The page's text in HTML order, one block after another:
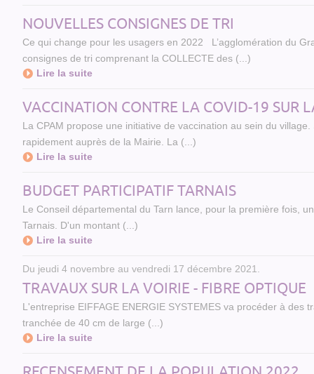
NOUVELLES CONSIGNES DE TRI
Ce qui change pour les usagers en 2022 L’agglomération du
consignes de tri comprenant la COLLECTE des (...)
Lire la suite
VACCINATION CONTRE LA COVID-19 SUR
La CPAM propose une initiative de vaccination au sein du
rapidement auprès de la Mairie. La (...)
Lire la suite
BUDGET PARTICIPATIF TARNAIS
Le Conseil départemental du Tarn lance, pour la première fois,
Tarnais. D'un montant (...)
Lire la suite
Du jeudi 4 novembre au vendredi 17 décembre 2021.
TRAVAUX SUR LA VOIRIE - FIBRE OPTIQUE
L'entreprise EIFFAGE ENERGIE SYSTEMES va procéder à des
tranchée de 40 cm de large (...)
Lire la suite